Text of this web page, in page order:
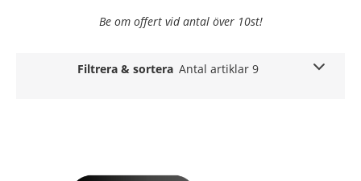
Be om offert vid antal över 10st!
Filtrera & sortera Antal artiklar 9